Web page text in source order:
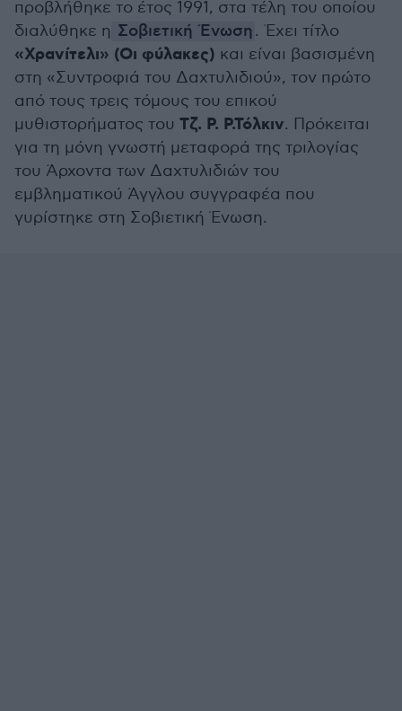
προβλήθηκε το έτος 1991, στα τέλη του οποίου
διαλύθηκε η Σοβιετική Ένωση. Έχει τίτλο
«Χρανίτελι» (Οι φύλακες) και είναι βασισμένη
στη «Συντροφιά του Δαχτυλιδιού», τον πρώτο
από τους τρεις τόμους του επικού
μυθιστορήματος του Τζ. Ρ. Ρ.Τόλκιν. Πρόκειται
για τη μόνη γνωστή μεταφορά της τριλογίας
του Άρχοντα των Δαχτυλιδιών του
εμβληματικού Άγγλου συγγραφέα που
γυρίστηκε στη Σοβιετική Ένωση.